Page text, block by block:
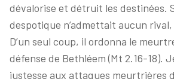
dévalorise et détruit les destinées.
despotique n’admettait aucun
D’un seul coup, il ordonna le
défense de Bethléem (Mt 2.16-18).
justesse aux attaques meurtrières